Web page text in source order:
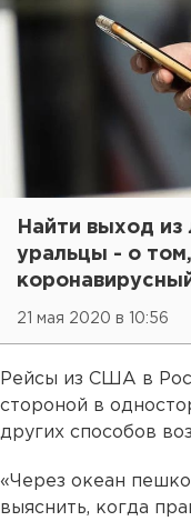
Найти выход из
уральцы - о
21 мая 2020 в 10:56
Рейсы из США в
стороной в
других способов
«Через океан
выяснить, когда